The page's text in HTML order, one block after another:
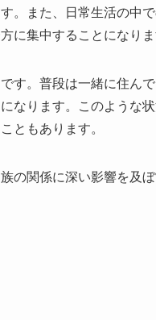
。また、日常生活の中
に集中することになりま
す。普段は一緒に住ん
なります。このような
ともあります。
の関係に深い影響を及